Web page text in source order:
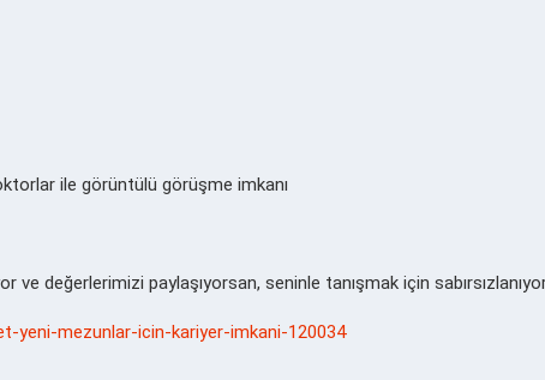
ile görüntülü görüşme imkanı
ve değerlerimizi paylaşıyorsan, seninle tanışmak için
mezunlar-icin-kariyer-imkani-120034